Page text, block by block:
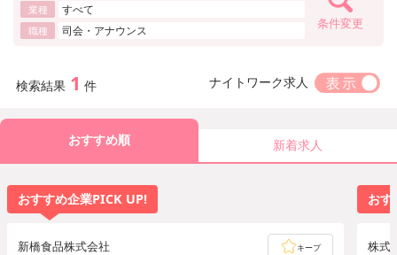
業種 すべて
職種 司会・アナウンス 条件変更
検索結果 1 件 ナイトワーク求人
おすすめ順 新着求人
おすすめ企業PICK UP!
新橋食品株式会社 キープ
おす
株式